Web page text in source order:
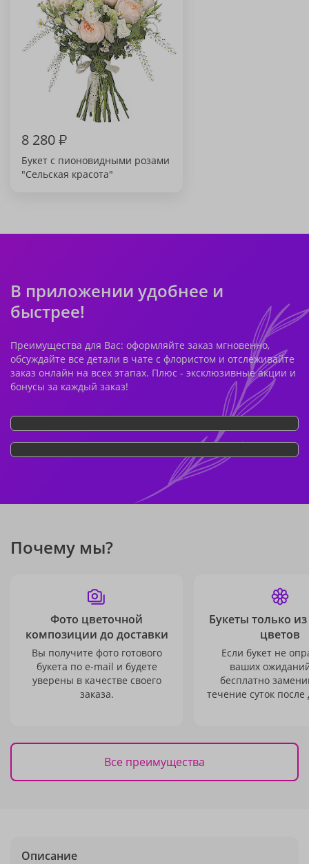
8 280₽
Букет с пионовидными розами
"Сельская красота"
В приложении удобнее и
быстрее!
Преимущества для Вас: оформляйте заказ мгновенно,
обсуждайте все детали в чате с флористом и отслеживайте
заказ онлайн на всех этапах. Плюс - эксклюзивные акции и
бонусы за каждый заказ!
Почему мы?
Фото цветочной
композиции до доставки
Вы получите фото готового
букета по e-mail и будете
уверены в качестве своего
заказа.
Букеты только
цветов
Если букет не
ваших
бесплатно
течение суток после
Все преимущества
Описание